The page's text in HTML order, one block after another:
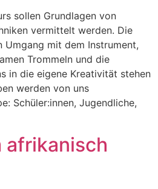
sollen Grundlagen von
vermittelt werden. Die
Umgang mit dem Instrument,
Trommeln und die
in die eigene Kreativität stehen
werden von uns
Schüler:innen, Jugendliche,
afrikanisch